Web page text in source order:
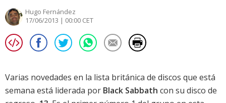
Hugo Fernández
17/06/2013 | 00:00 CET
Varias novedades en la lista británica de discos que está
semana está liderada por Black Sabbath con su disco de